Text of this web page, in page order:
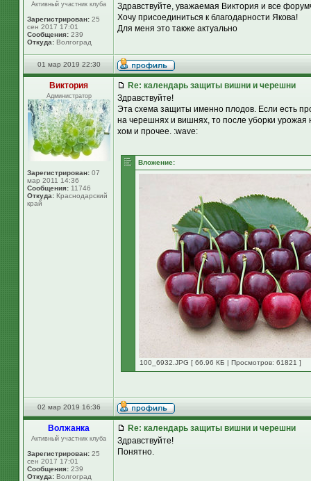
Активный участник клуба
Зарегистрирован: 25
сен 2017 17:01
Сообщения: 239
Откуда: Волгоград
Здравствуйте, уважаемая Виктория и все
Хочу присоединиться к благодарности Якова!
Для меня это также актуально
01 мар 2019 22:30
Виктория
Администратор
Зарегистрирован: 07
мар 2011 14:36
Сообщения: 11746
Откуда: Краснодарский
край
Re: календарь защиты вишни и черешни
Здравствуйте!
Эта схема защиты именно плодов. Если есть
на черешнях и вишнях, то после уборки
хом и прочее. :wave:
Вложение:
100_6932.JPG [ 66.96 КБ | Просмотров: 61821 ]
02 мар 2019 16:36
Волжанка
Активный участник клуба
Зарегистрирован: 25
сен 2017 17:01
Сообщения: 239
Откуда: Волгоград
Re: календарь защиты вишни и черешни
Здравствуйте!
Понятно.